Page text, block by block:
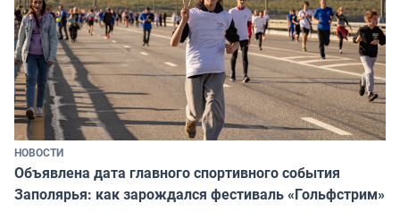
НОВОСТИ
Объявлена дата главного спортивного события
Заполярья: как зарождался фестиваль «Гольфстрим»